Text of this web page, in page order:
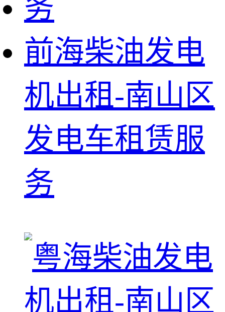
前海柴油发电
机出租-南山区
发电车租赁服
务